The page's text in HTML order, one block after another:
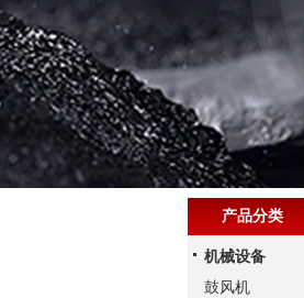
产品分类
机械设备
鼓风机